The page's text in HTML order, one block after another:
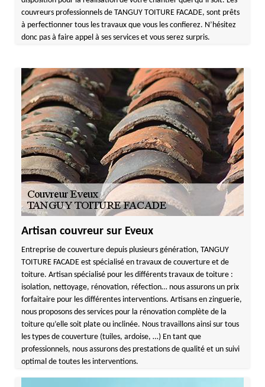
couvreurs professionnels de TANGUY TOITURE FACADE, sont prêts
à perfectionner tous les travaux que vous les confierez. N’hésitez
donc pas à faire appel à ses services et vous serez surpris.
Artisan couvreur sur Eveux
Entreprise de couverture depuis plusieurs génération, TANGUY
TOITURE FACADE est spécialisé en travaux de couverture et de
toiture. Artisan spécialisé pour les différents travaux de toiture :
isolation, nettoyage, rénovation, réfection… nous assurons un prix
forfaitaire pour les différentes interventions. Artisans en zinguerie,
nous proposons des services pour la rénovation complète de la
toiture qu’elle soit plate ou inclinée. Nous travaillons ainsi sur tous
les types de couverture (tuiles, ardoise, …) En tant que
professionnels, nous assurons des prestations de qualité et un suivi
optimal de toutes les interventions.